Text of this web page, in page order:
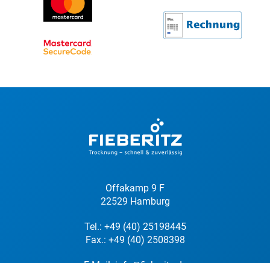
Offakamp 9 F
22529 Hamburg
Tel.: +49 (40) 25198445
Fax.: +49 (40) 2508398